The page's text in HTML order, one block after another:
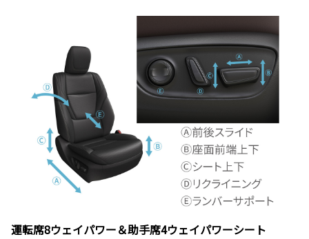
運転席8ウェイパワー＆助手席4ウェイパワーシート